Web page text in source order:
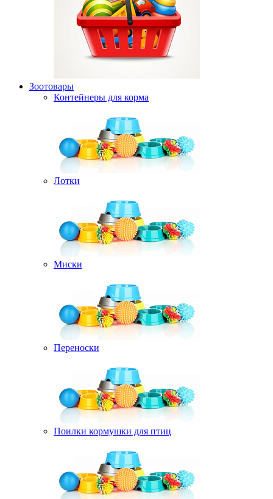
Зоотовары
Контейнеры для корма
Лотки
Миски
Переноски
Поилки кормушки для птиц